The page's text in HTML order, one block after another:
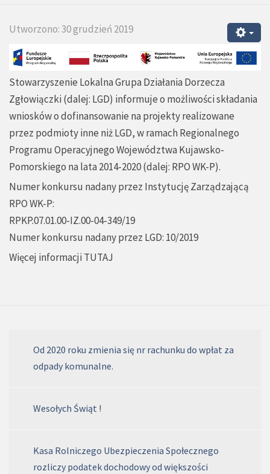
Utworzono: 30 grudzień 2019
Stowarzyszenie Lokalna Grupa Działania Dorzecza
Zgłowiączki (dalej: LGD) informuje o możliwości składania
wniosków o dofinansowanie na projekty realizowane
przez podmioty inne niż LGD, w ramach Regionalnego
Programu Operacyjnego Województwa Kujawsko-
Pomorskiego na lata 2014-2020 (dalej: RPO WK-P).
Numer konkursu nadany przez Instytucję Zarządzającą
RPO WK-P:
RPKP.07.01.00-IZ.00-04-349/19
Numer konkursu nadany przez LGD: 10/2019
Więcej informacji TUTAJ
Od 2020 roku zmienia się nr rachunku do wpłat za
odpady komunalne.
Wesołych Świąt !
Kasa Rolniczego Ubezpieczenia Społecznego
rozliczy podatek dochodowy od większości